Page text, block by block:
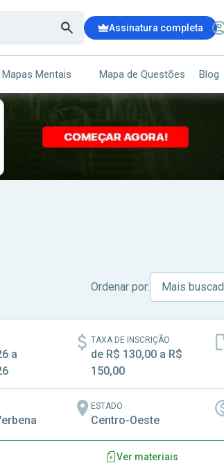
Assinatura completa
CARRINHO DE COMPRAS
ITENS (00)
Seu carrinho ainda está vazio.
Mapas Mentais Mapa de Questões Blog
Ordenar por:
a
TAXA DE INSCRIÇÃO
de R$ 130,00 a R$
150,00
ESTADO
Centro-Oeste
Ver materiais